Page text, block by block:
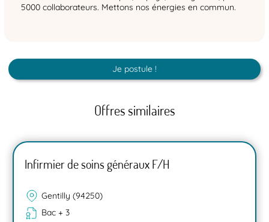
5000 collaborateurs. Mettons nos énergies en commun.
Je postule !
Offres similaires
Infirmier de soins généraux F/H
Gentilly (94250)
Bac + 3